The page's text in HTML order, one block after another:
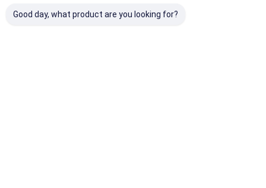
Reserved.
Good day, what product are you looking for?